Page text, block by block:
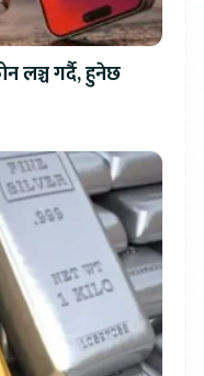
लञ्च गर्दै, हुनेछ